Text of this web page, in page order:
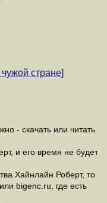
стране]
- скачать или читать
и его время не будет
Хайнлайн Роберт, то
bigenc.ru, где есть